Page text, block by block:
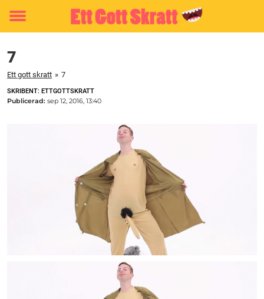
Toggle
7
Ett gott skratt » 7
SKRIBENT: ETTGOTTSKRATT
Publicerad: sep 12, 2016, 13:40